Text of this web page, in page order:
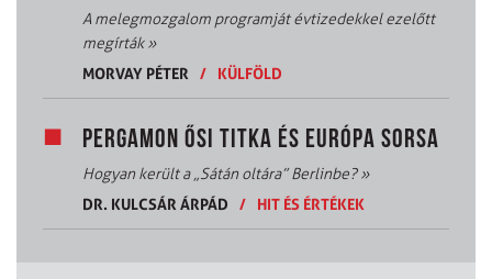
A melegmozgalom programját évtizedekkel ezelőtt
megírták»
MORVAY PÉTER
/ KÜLFÖLD
PERGAMON ŐSI TITKA ÉS EURÓPA SORSA
Hogyan került a „Sátán oltára” Berlinbe?»
DR. KULCSÁR ÁRPÁD
/ HIT ÉS ÉRTÉKEK